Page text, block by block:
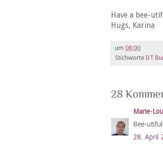
Have a bee-
Hugs, Karina
um 08:00
Stichworte DT
28
Marie-
Bee-
28. April